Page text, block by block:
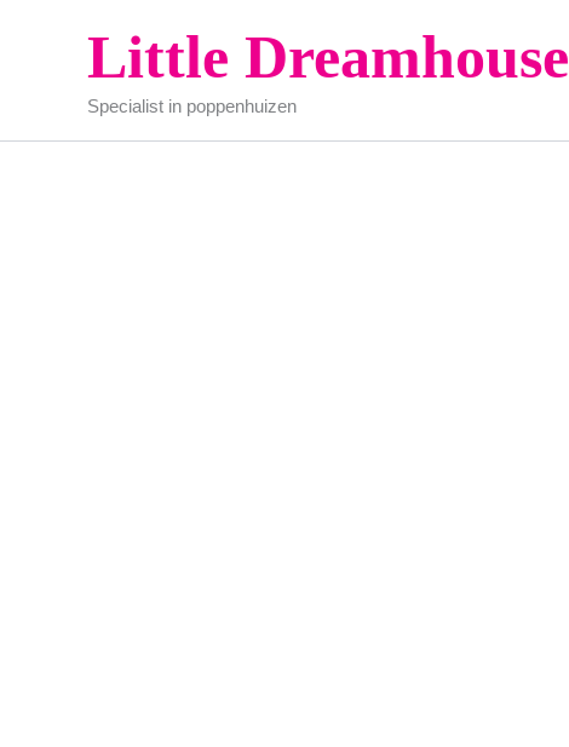
Little Dreamhouse
Specialist in poppenhuizen